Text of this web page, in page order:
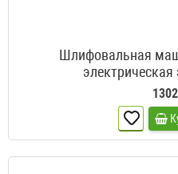
Шлифовальная